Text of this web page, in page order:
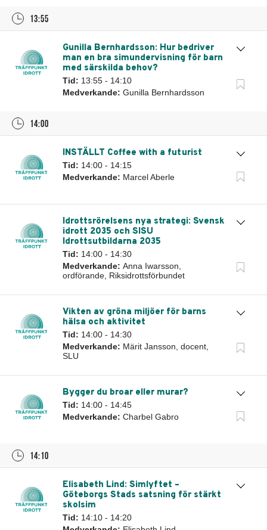
13:55
Gunilla Bernhardsson: Hur bedriver
man en bra simundervisning för barn
med särskilda behov?
Tid: 13:55 - 14:10
Medverkande: Gunilla Bernhardsson
14:00
INSTÄLLT Coffee with a futurist
Tid: 14:00 - 14:15
Medverkande: Marcel Aberle
Idrottsrörelsens nya strategi: Svensk
idrott 2035 och SISU
Idrottsutbildarna 2035
Tid: 14:00 - 14:30
Medverkande: Anna Iwarsson,
ordförande, Riksidrottsförbundet
Vikten av gröna miljöer för barns
hälsa och aktivitet
Tid: 14:00 - 14:30
Medverkande: Märit Jansson, docent,
SLU
Bygger du broar eller murar?
Tid: 14:00 - 14:45
Medverkande: Charbel Gabro
14:10
Elisabeth Lind: Simlyftet –
Göteborgs Stads satsning för stärkt
skolsim
Tid: 14:10 - 14:20